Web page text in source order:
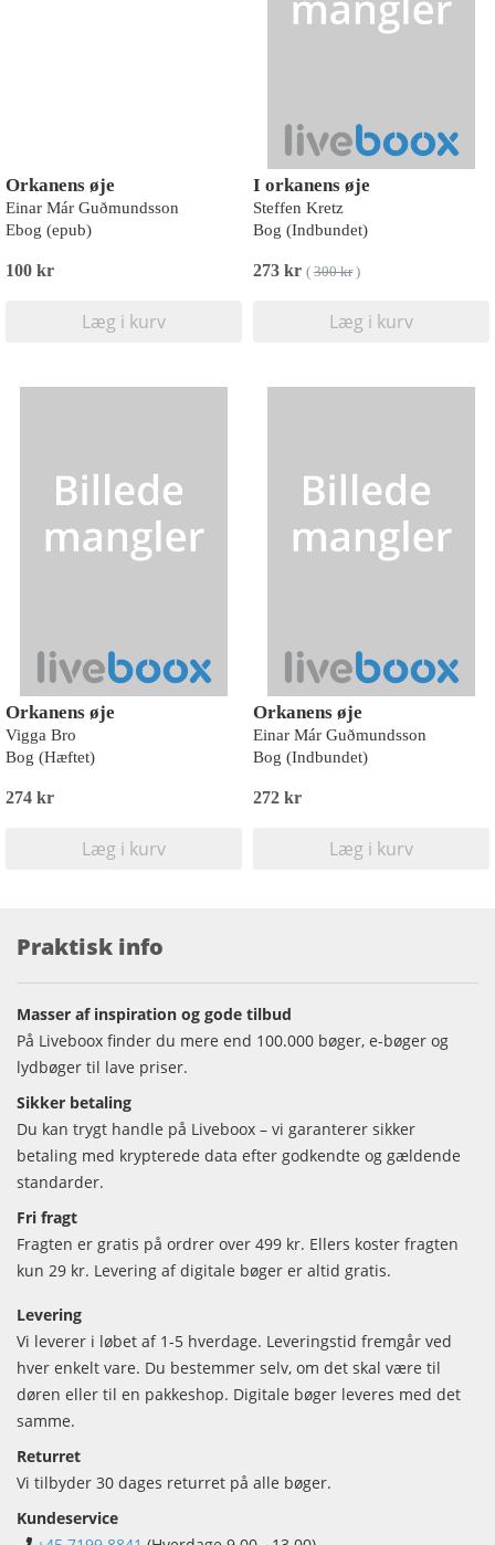
Orkanens øje
Einar Már Guðmundsson
Ebog (epub)
100 kr
Læg i kurv
I orkanens øje
Steffen Kretz
Bog (Indbundet)
273 kr ( 300 kr)
Læg i kurv
Orkanens øje
Vigga Bro
Bog (Hæftet)
274 kr
Læg i kurv
Orkanens øje
Einar Már Guðmundsson
Bog (Indbundet)
272 kr
Læg i kurv
Praktisk info
Masser af inspiration og gode tilbud
På Liveboox finder du mere end 100.000 bøger, e-bøger og
lydbøger til lave priser.
Sikker betaling
Du kan trygt handle på Liveboox – vi garanterer sikker
betaling med krypterede data efter godkendte og gældende
standarder.
Fri fragt
Fragten er gratis på ordrer over 499 kr. Ellers koster fragten
kun 29 kr. Levering af digitale bøger er altid gratis.
Levering
Vi leverer i løbet af 1-5 hverdage. Leveringstid fremgår ved
hver enkelt vare. Du bestemmer selv, om det skal være til
døren eller til en pakkeshop. Digitale bøger leveres med det
samme.
Returret
Vi tilbyder 30 dages returret på alle bøger.
Kundeservice